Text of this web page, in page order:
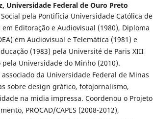
Universidade Federal de Ouro Preto
pela Pontifícia Universidade Católica de
Editoração e Audiovisual (1980), Diploma
em Audiovisual e Telemática (1981) e
(1983) pela Université de Paris XIII
Universidade do Minho (2010).
da Universidade Federal de Minas
sobre design gráfico, fotojornalismo,
na midia impressa. Coordenou o Projeto
PROCAD/CAPES (2008-2012),